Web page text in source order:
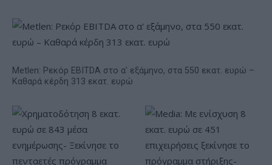
Metlen: Ρεκόρ EBITDA στο α' εξάμηνο, στα 550 εκατ. ευρώ –
Καθαρά κέρδη 313 εκατ. ευρώ